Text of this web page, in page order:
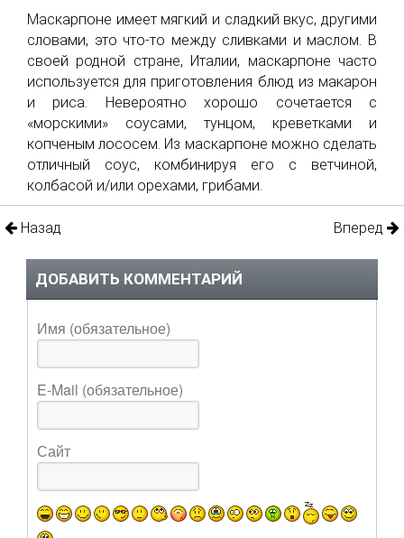
Маскарпоне имеет мягкий и сладкий вкус, другими
словами, это что-то между сливками и маслом. В
своей родной стране, Италии, маскарпоне часто
используется для приготовления блюд из макарон
и риса. Невероятно хорошо сочетается с
«морскими» соусами, тунцом, креветками и
копченым лососем. Из маскарпоне можно сделать
отличный соус, комбинируя его с ветчиной,
колбасой и/или орехами, грибами.
Назад Вперед
ДОБАВИТЬ КОММЕНТАРИЙ
Имя (обязательное)
E-Mail (обязательное)
Сайт